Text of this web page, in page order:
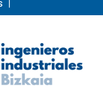
Leihatila